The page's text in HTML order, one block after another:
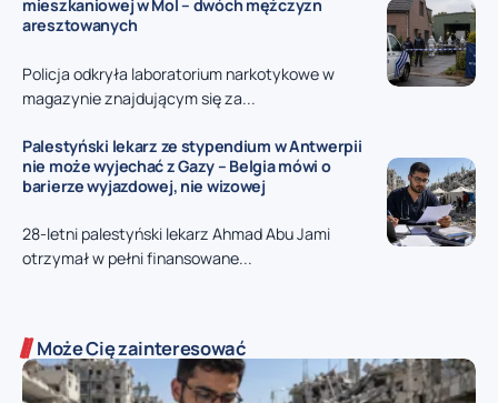
mieszkaniowej w Mol – dwóch mężczyzn
aresztowanych
Policja odkryła laboratorium narkotykowe w
magazynie znajdującym się za...
Palestyński lekarz ze stypendium w Antwerpii
nie może wyjechać z Gazy – Belgia mówi o
barierze wyjazdowej, nie wizowej
28-letni palestyński lekarz Ahmad Abu Jami
otrzymał w pełni finansowane...
Może Cię zainteresować